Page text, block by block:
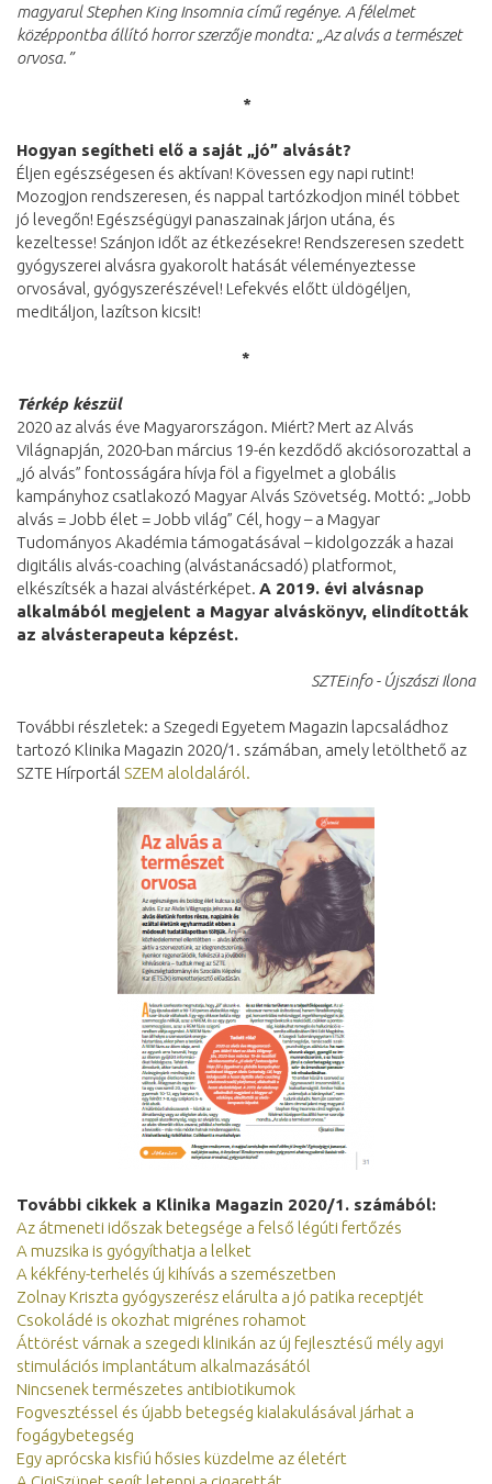
magyarul Stephen King Insomnia című regénye. A félelmet
középpontba állító horror szerzője mondta: „Az alvás a természet
orvosa.”
*
Hogyan segítheti elő a saját „jó” alvását?
Éljen egészségesen és aktívan! Kövessen egy napi rutint!
Mozogjon rendszeresen, és nappal tartózkodjon minél többet
jó levegőn! Egészségügyi panaszainak járjon utána, és
kezeltesse! Szánjon időt az étkezésekre! Rendszeresen szedett
gyógyszerei alvásra gyakorolt hatását véleményeztesse
orvosával, gyógyszerészével! Lefekvés előtt üldögéljen,
meditáljon, lazítson kicsit!
*
Térkép készül
2020 az alvás éve Magyarországon. Miért? Mert az Alvás
Világnapján, 2020-ban március 19-én kezdődő akciósorozattal a
„jó alvás” fontosságára hívja föl a figyelmet a globális
kampányhoz csatlakozó Magyar Alvás Szövetség. Mottó: „Jobb
alvás = Jobb élet = Jobb világ” Cél, hogy – a Magyar
Tudományos Akadémia támogatásával – kidolgozzák a hazai
digitális alvás-coaching (alvástanácsadó) platformot,
elkészítsék a hazai alvástérképet. A 2019. évi alvásnap
alkalmából megjelent a Magyar alváskönyv, elindították
az alvásterapeuta képzést.
SZTEinfo - Újszászi Ilona
További részletek: a Szegedi Egyetem Magazin lapcsaládhoz
tartozó Klinika Magazin 2020/1. számában, amely letölthető az
SZTE Hírportál SZEM aloldaláról.
További cikkek a Klinika Magazin 2020/1. számából:
Az átmeneti időszak betegsége a felső légúti fertőzés
A muzsika is gyógyíthatja a lelket
A kékfény-terhelés új kihívás a szemészetben
Zolnay Kriszta gyógyszerész elárulta a jó patika receptjét
Csokoládé is okozhat migrénes rohamot
Áttörést várnak a szegedi klinikán az új fejlesztésű mély agyi
stimulációs implantátum alkalmazásától
Nincsenek természetes antibiotikumok
Fogvesztéssel és újabb betegség kialakulásával járhat a
fogágybetegség
Egy aprócska kisfiú hősies küzdelme az életért